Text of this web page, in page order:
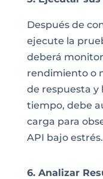
Después de
ejecute la
deberá
rendimiento o
de respuesta y
tiempo, debe
carga para
API bajo estrés.
6. Analizar